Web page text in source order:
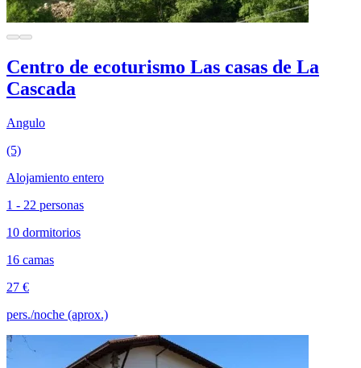
Centro de ecoturismo Las casas de La
Cascada
Angulo
(5)
Alojamiento entero
1 - 22 personas
10 dormitorios
16 camas
27 €
pers./noche (aprox.)